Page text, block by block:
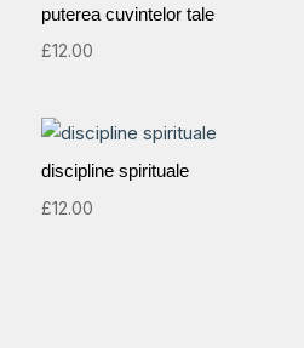
puterea cuvintelor tale
£12.00
discipline spirituale
£12.00